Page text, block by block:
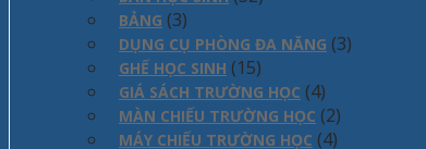
BẢNG (3)
DỤNG CỤ PHÒNG ĐA NĂNG (3)
GHẾ HỌC SINH (15)
GIÁ SÁCH TRƯỜNG HỌC (4)
MÀN CHIẾU TRƯỜNG HỌC (2)
MÁY CHIẾU TRƯỜNG HỌC (4)